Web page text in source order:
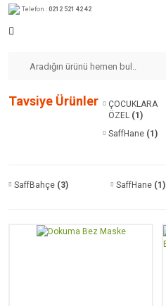
Telefon : 0212 521 42 42
Tavsiye Ürünler
ÇOCUKLARA
ÖZEL (1)
SaffHane (1)
SaffBahçe (3) SaffHane (1)